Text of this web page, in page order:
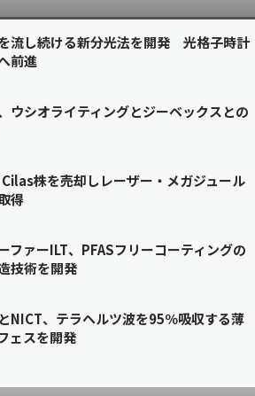
流し続ける新分光法を開発 光格子時計
前進
ウシオライティングとジーベックスとの
株を売却しレーザー・メガジュール
得
ファーILT、PFASフリーコーティングの
技術を開発
NICT、テラヘルツ波を95％吸収する薄
ェスを開発